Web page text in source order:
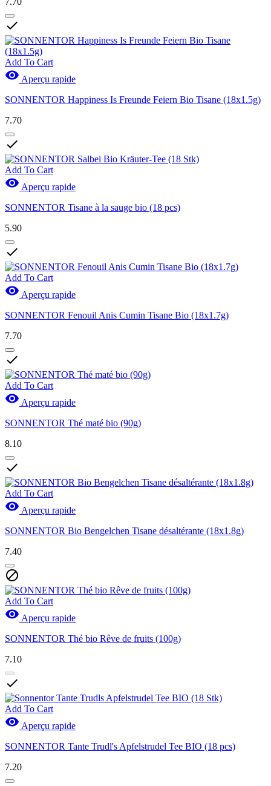

Add To Cart
 Aperçu rapide
SONNENTOR Happiness Is Freunde Feiern Bio Tisane (18x1.5g)
7.70

Add To Cart
 Aperçu rapide
SONNENTOR Tisane à la sauge bio (18 pcs)
5.90

Add To Cart
 Aperçu rapide
SONNENTOR Fenouil Anis Cumin Tisane Bio (18x1.7g)
7.70

Add To Cart
 Aperçu rapide
SONNENTOR Thé maté bio (90g)
8.10

Add To Cart
 Aperçu rapide
SONNENTOR Bio Bengelchen Tisane désaltérante (18x1.8g)
7.40

Add To Cart
 Aperçu rapide
SONNENTOR Thé bio Rêve de fruits (100g)
7.10

Add To Cart
 Aperçu rapide
SONNENTOR Tante Trudl's Apfelstrudel Tee BIO (18 pcs)
7.20